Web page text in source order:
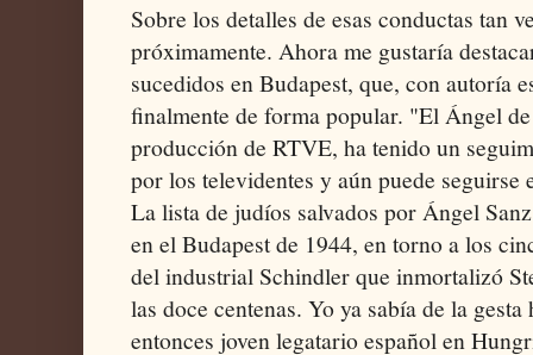
Sobre los detalles de esas conductas tan
próximamente. Ahora me gustaría
sucedidos en Budapest, que, con autoría
finalmente de forma popular. "El Ángel
producción de RTVE, ha tenido un
por los televidentes y aún puede seguirse
La lista de judíos salvados por Ángel
en el Budapest de 1944, en torno a los
del industrial Schindler que inmortalizó
las doce centenas. Yo ya sabía de la
entonces joven legatario español en